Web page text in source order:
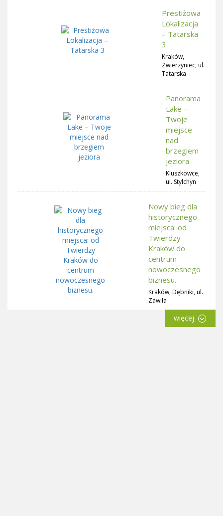
Prestiżowa
Lokalizacja
– Tatarska
3
Kraków,
Zwierzyniec, ul.
Tatarska
Panorama
Lake –
Twoje
miejsce
nad
brzegiem
jeziora
Kluszkowce,
ul. Stylchyn
Nowy bieg dla
historycznego
miejsca: od
Twierdzy
Kraków do
centrum
nowoczesnego
biznesu.
Kraków, Dębniki, ul.
Zawiła
więcej